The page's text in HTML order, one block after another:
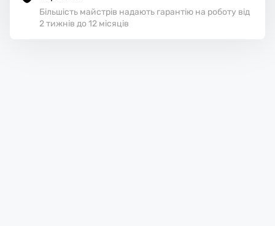
Більшість майстрів надають гарантію на роботу від
2 тижнів до 12 місяців